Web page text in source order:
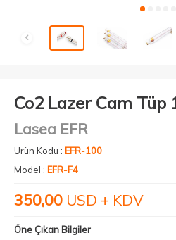
Co2 Lazer Cam
Lasea EFR
Ürün Kodu : EFR-100
Model : EFR-F4
350,00 USD + KDV
Öne Çıkan Bilgiler